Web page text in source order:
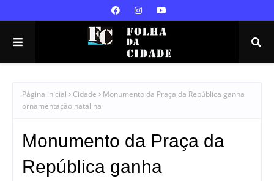
Página inicial Cidade
Monumento da Praça da República ganha
ornamentação natalina
Monumento da Praça da
República ganha